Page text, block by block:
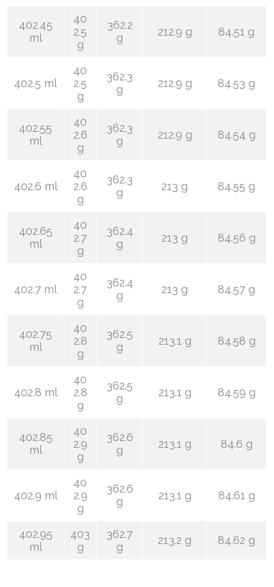
402.45
ml
40
2.5
g
362.2
g
212.9 g 84.51 g
402.5 ml
40
2.5
g
362.3
g
212.9 g 84.53 g
402.55
ml
40
2.6
g
362.3
g
212.9 g 84.54 g
402.6 ml
40
2.6
g
362.3
g
213 g 84.55 g
402.65
ml
40
2.7
g
362.4
g
213 g 84.56 g
402.7 ml
40
2.7
g
362.4
g
213 g 84.57 g
402.75
ml
40
2.8
g
362.5
g
213.1 g 84.58 g
402.8 ml
40
2.8
g
362.5
g
213.1 g 84.59 g
402.85
ml
40
2.9
g
362.6
g
213.1 g 84.6 g
402.9 ml
40
2.9
g
362.6
g
213.1 g 84.61 g
402.95
ml
403
g
362.7
g
213.2 g 84.62 g